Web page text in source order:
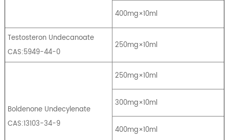
400mg×10ml
Testosteron Undecanoate
CAS:5949-44-0
250mg×10ml
Boldenone Undecylenate
CAS:13103-34-9
250mg×10ml
300mg×10ml
400mg×10ml